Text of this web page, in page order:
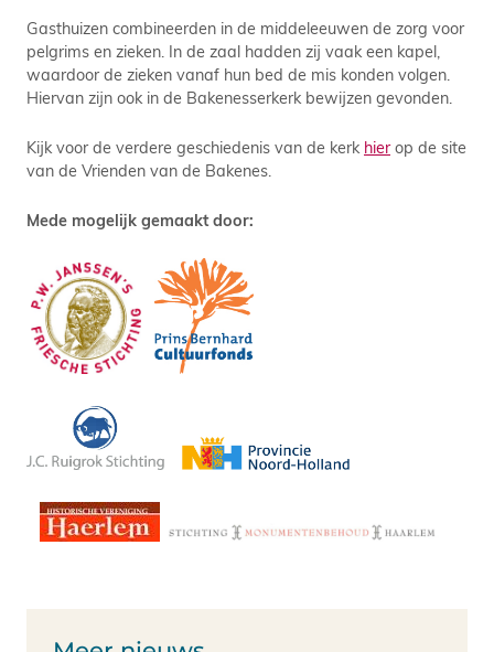
Gasthuizen combineerden in de middeleeuwen de zorg voor
pelgrims en zieken. In de zaal hadden zij vaak een kapel,
waardoor de zieken vanaf hun bed de mis konden volgen.
Hiervan zijn ook in de Bakenesserkerk bewijzen gevonden.
Kijk voor de verdere geschiedenis van de kerk hierop de site
van de Vrienden van de Bakenes.
Mede mogelijk gemaakt door: